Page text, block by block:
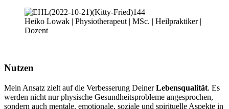
Heiko Lowak | Physiotherapeut | MSc. | Heilpraktiker |
Dozent
Nutzen
Mein Ansatz zielt auf die Verbesserung DeinerLebensqualität. Es
werden nicht nur physische Gesundheitsprobleme angesprochen,
sondern auch mentale, emotionale, soziale und spirituelle Aspekte in